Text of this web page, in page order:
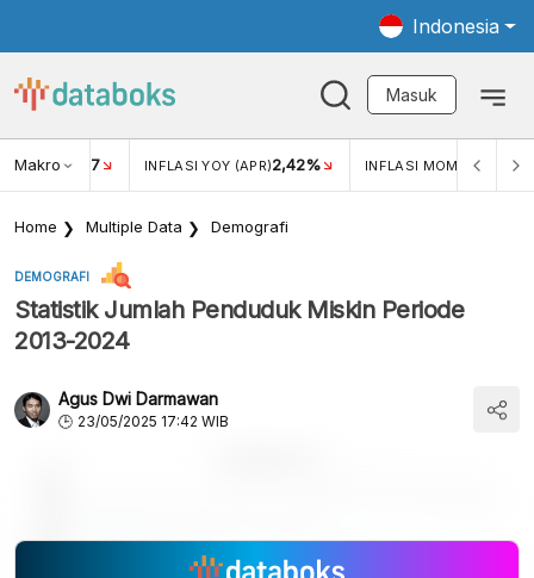
Indonesia
Masuk
Makro
USD/IDR 17 INFLASI YOY (APR)2,42% INFLASI MOM (MAR)
Home Multiple Data Demografi
DEMOGRAFI
Statistik Jumlah Penduduk Miskin Periode
2013-2024
Agus Dwi Darmawan
23/05/2025 17:42 WIB